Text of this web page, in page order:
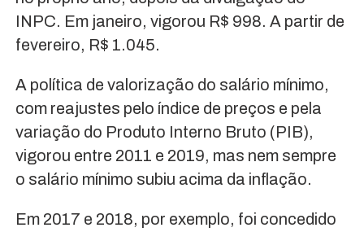
INPC. Em janeiro, vigorou R$ 998. A partir de
fevereiro, R$ 1.045.
A política de valorização do salário mínimo,
com reajustes pelo índice de preços e pela
variação do Produto Interno Bruto (PIB),
vigorou entre 2011 e 2019, mas nem sempre
o salário mínimo subiu acima da inflação.
Em 2017 e 2018, por exemplo, foi concedido